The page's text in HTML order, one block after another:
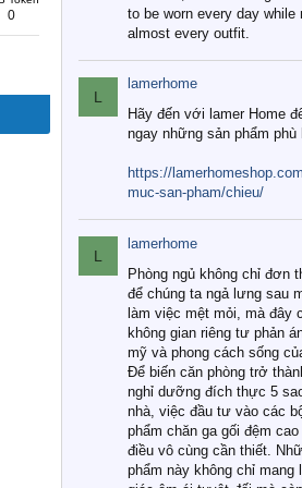
0
to be worn every day while
almost every outfit.
L
lamerhome
Hãy đến với lamer Home
ngay những sản phẩm phù
https://
muc-san-pham/chieu/
L
lamerhome
Phòng ngủ không chỉ đơn
để chúng ta ngả lưng sau
làm việc mệt mỏi, mà đây
không gian riêng tư phản
mỹ và phong cách sống
Để biến căn phòng trở
nghỉ dưỡng đích thực 5
nhà, việc đầu tư vào các
phẩm chăn ga gối đệm
điều vô cùng cần thiết.
phẩm này không chỉ mang